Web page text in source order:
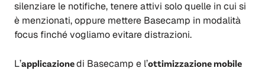
silenziare le notifiche, tenere attivi solo quelle in cui si
è menzionati, oppure mettere Basecamp in modalità
focus finché vogliamo evitare distrazioni.
L’applicazionedi Basecamp e l’ottimizzazione mobile